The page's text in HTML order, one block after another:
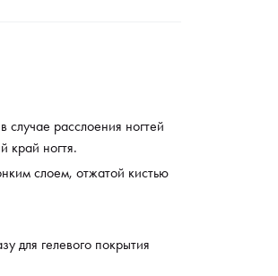
случае расслоения ногтей
край ногтя.
слоем, отжатой кистью
для гелевого покрытия